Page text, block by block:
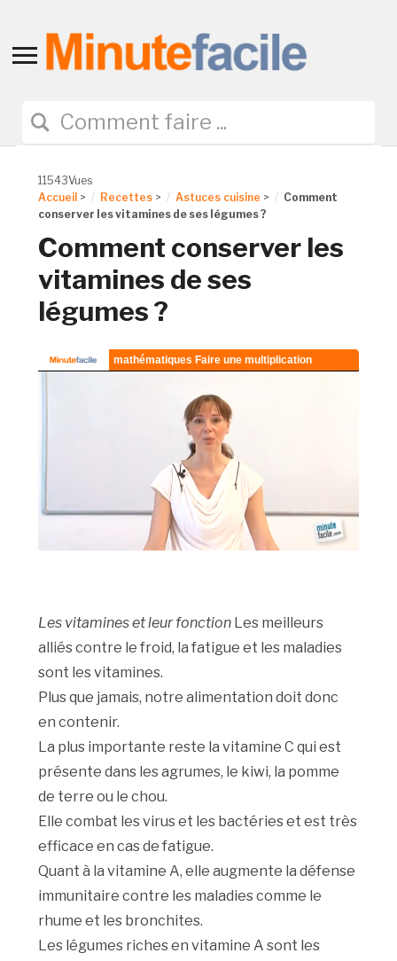
Toggle
navigation
11543Vues
Accueil > Recettes > Astuces cuisine >
Comment
conserver les vitamines de ses légumes ?
Comment conserver les
vitamines de ses
légumes ?
Les vitamines et leur fonction Les meilleurs
alliés contre le froid, la fatigue et les maladies
sont les vitamines.
Plus que jamais, notre alimentation doit donc
en contenir.
La plus importante reste la vitamine C qui est
présente dans les agrumes, le kiwi, la pomme
de terre ou le chou.
Elle combat les virus et les bactéries et est très
efficace en cas de fatigue.
Quant à la vitamine A, elle augmente la défense
immunitaire contre les maladies comme le
rhume et les bronchites.
Les légumes riches en vitamine A sont les